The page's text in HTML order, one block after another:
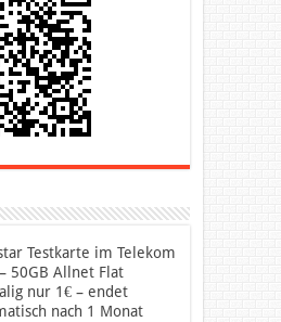
Testkarte im Telekom
50GB Allnet Flat
nur 1€ – endet
nach 1 Monat